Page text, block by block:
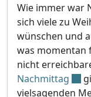
Wie immer war
sich viele zu
wünschen und
was momentan
nicht
Nachmittag
vielsagenden